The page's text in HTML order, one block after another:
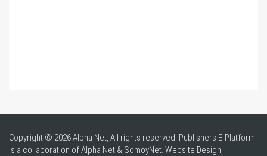
Copyright © 2026 Alpha Net, All rights reserved. Publishers E-Platform
is a collaboration of Alpha Net & SomoyNet. Website Design,